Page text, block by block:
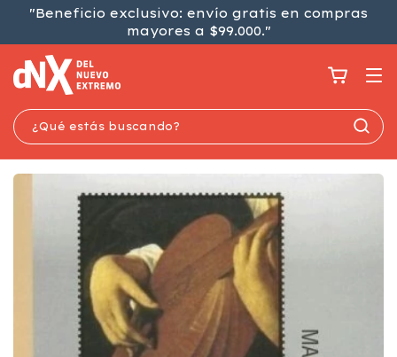
"Beneficio exclusivo: envío gratis en compras
mayores a $99.000."